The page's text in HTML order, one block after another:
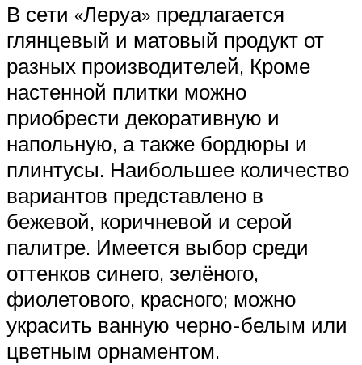
В сети «Леруа» предлагается
глянцевый и матовый продукт от
разных производителей, Кроме
настенной плитки можно
приобрести декоративную и
напольную, а также бордюры и
плинтусы. Наибольшее количество
вариантов представлено в
бежевой, коричневой и серой
палитре. Имеется выбор среди
оттенков синего, зелёного,
фиолетового, красного; можно
украсить ванную черно-белым или
цветным орнаментом.